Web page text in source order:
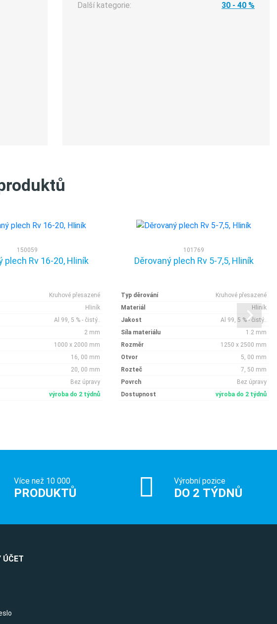
Další kategorie:
30 - 40 %
150059
plech Rv 16-20, Hliník
Kruhové přesazené
Hliník
Al 99, 5 % - čistý..
2 mm
1000 x 2000 mm
16, 00 mm
20, 00 mm
Bez úpravy
výroba do 2 týdnů
101769
Děrovaný plech Rv 5-7,5, Hliník
Typ děrování
Kruhové přesazené
Materiál
Hliník
Jakost
Al 99, 5 % - čistý..
Síla materiálu
1.2 mm
Rozměr
1250 x 2500 mm
Otvor
5, 00 mm
Rozteč
7, 50 mm
Povrch
Bez úpravy
Dostupnost
výroba do 2 týdnů
Více než 10 000
PRODUKTŮ
Výrobní pozice
DO 2 TÝDNŮ
ÚČET